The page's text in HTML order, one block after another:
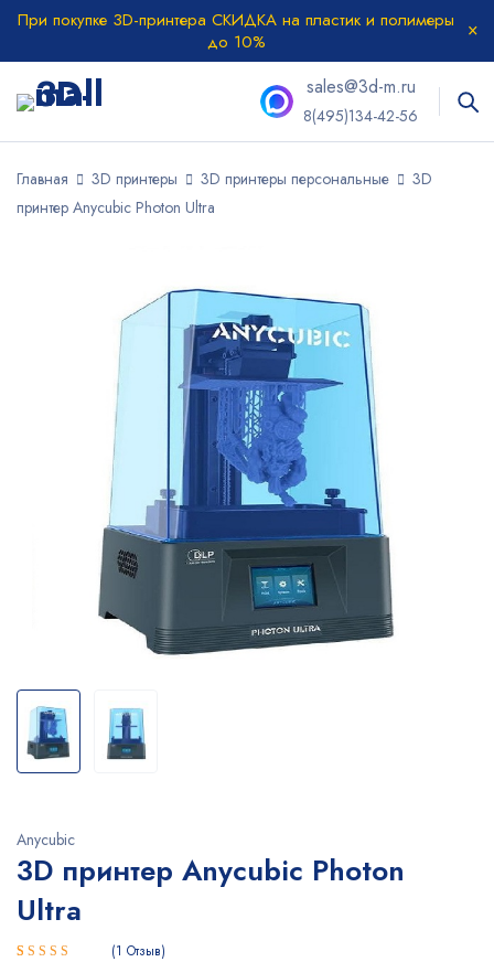
При покупке 3D-принтера СКИДКА на пластик и полимеры
до 10%
sales@3d-m.ru
8(495)134-42-56
Главная 3D принтеры 3D принтеры персональные
3D
принтер Anycubic Photon Ultra
Anycubic
3D принтер Anycubic Photon
Ultra
1 Отзыв